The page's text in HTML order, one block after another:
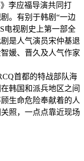
李应福导演共同打
。有别于韩剧“一边
电视剧史上第一部全
是人气演员宋仲基退
媛、晋久及人气作家
首都的特战部队海
韩国和派兵地区之间
生命危险奉献着的人
照，一点点靠近现场